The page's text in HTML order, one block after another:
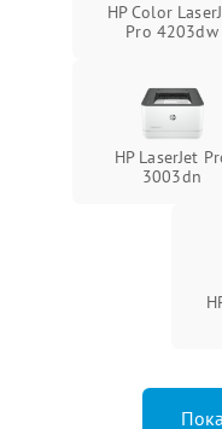
HP Color
Pro 4203dw
HP LaserJet
3003dn